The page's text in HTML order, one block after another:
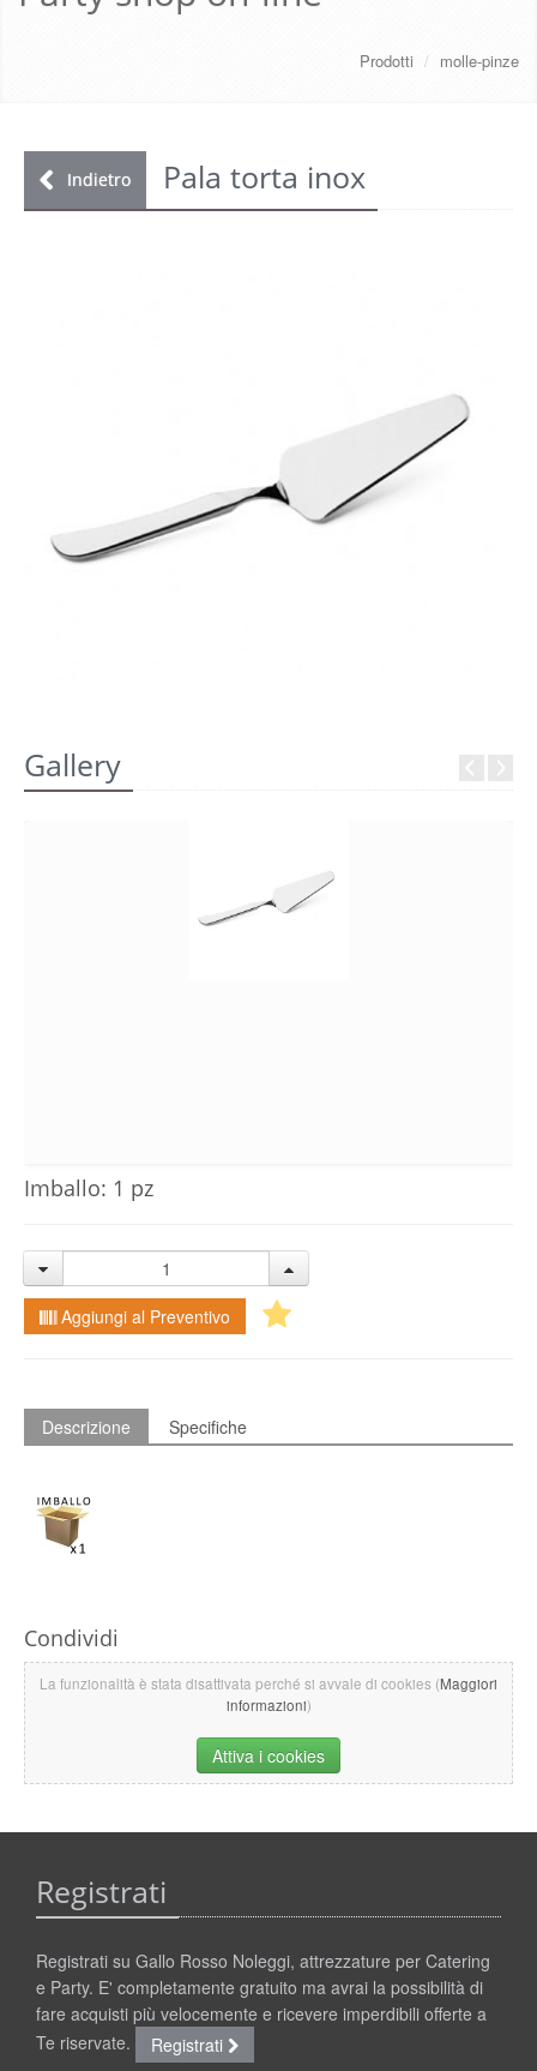
REGISTRATI
Prodotti / molle-pinze
Indietro Pala torta inox
Gallery
Imballo: 1 pz
Aggiungi al Preventivo
Descrizione Specifiche
Condividi
La funzionalità è stata disattivata perché si avvale di cookies (Maggiori
informazioni)
Attiva i cookies
Registrati
Registrati su Gallo Rosso Noleggi, attrezzature per Catering
e Party. E' completamente gratuito ma avrai la possibilità di
fare acquisti più velocemente e ricevere imperdibili offerte a
Te riservate.
Registrati